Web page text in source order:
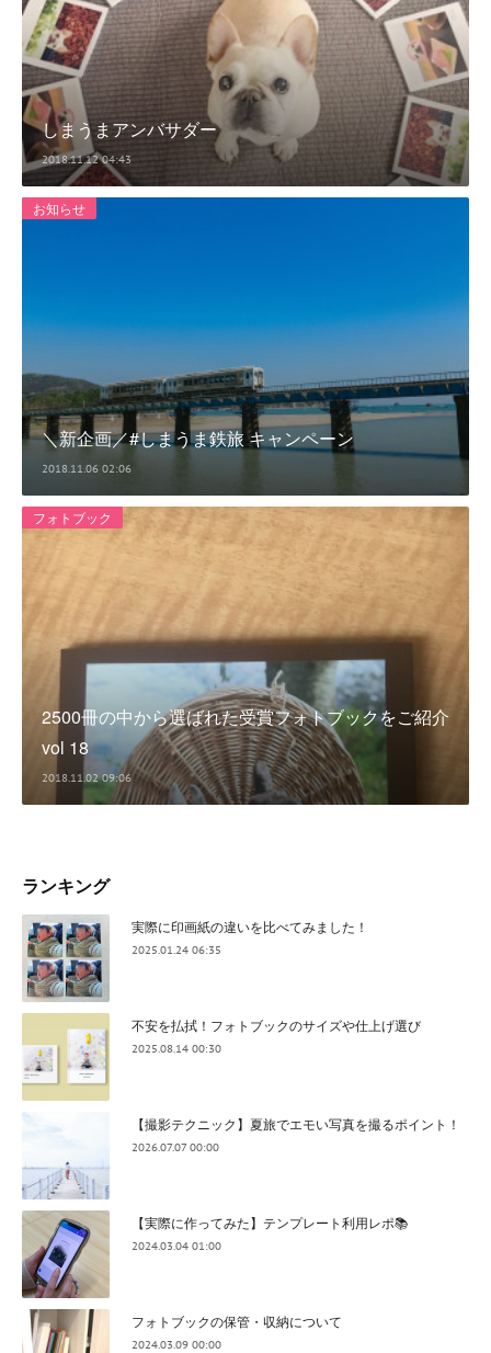
しまうまアンバサダー
2018.11.12 04:43
お知らせ
＼新企画／#しまうま鉄旅 キャンペーン
2018.11.06 02:06
フォトブック
2500冊の中から選ばれた受賞フォトブックをご紹介
vol 18
2018.11.02 09:06
ランキング
実際に印画紙の違いを比べてみました！
2025.01.24 06:35
不安を払拭！フォトブックのサイズや仕上げ選び
2025.08.14 00:30
【撮影テクニック】夏旅でエモい写真を撮るポイント！
2026.07.07 00:00
【実際に作ってみた】テンプレート利用レポ📚
2024.03.04 01:00
フォトブックの保管・収納について
2024.03.09 00:00